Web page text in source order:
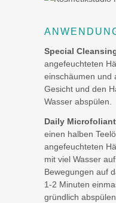
Special
angefeuchteten
einschäumen und
Gesicht und den
Wasser abspülen.
Daily
einen halben
angefeuchteten
mit viel Wasser
Bewegungen auf
1-2 Minuten
gründlich